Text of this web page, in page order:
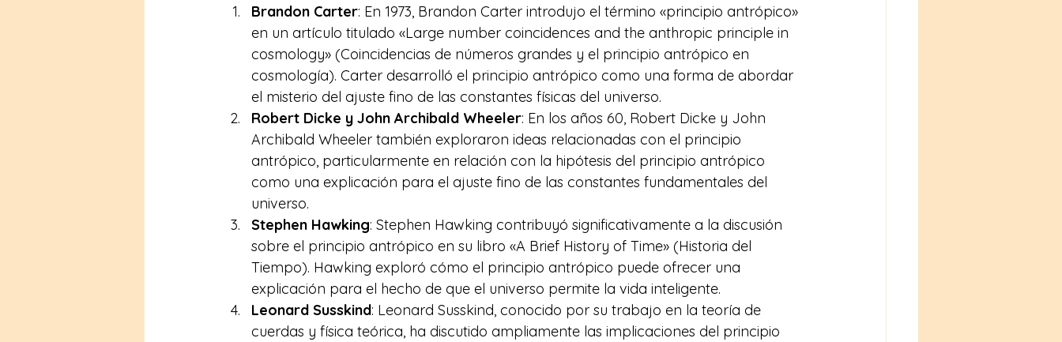
Brandon Carter: En 1973, Brandon Carter introdujo el término «principio antrópico»
en un artículo titulado «Large number coincidences and the anthropic principle in
cosmology» (Coincidencias de números grandes y el principio antrópico en
cosmología). Carter desarrolló el principio antrópico como una forma de abordar
el misterio del ajuste fino de las constantes físicas del universo.
Robert Dicke y John Archibald Wheeler: En los años 60, Robert Dicke y John
Archibald Wheeler también exploraron ideas relacionadas con el principio
antrópico, particularmente en relación con la hipótesis del principio antrópico
como una explicación para el ajuste fino de las constantes fundamentales del
universo.
Stephen Hawking: Stephen Hawking contribuyó significativamente a la discusión
sobre el principio antrópico en su libro «A Brief History of Time» (Historia del
Tiempo). Hawking exploró cómo el principio antrópico puede ofrecer una
explicación para el hecho de que el universo permite la vida inteligente.
Leonard Susskind: Leonard Susskind, conocido por su trabajo en la teoría de
cuerdas y física teórica, ha discutido ampliamente las implicaciones del principio